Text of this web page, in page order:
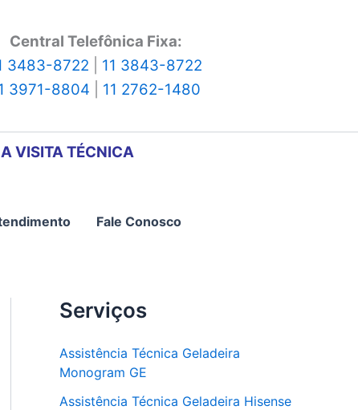
Central Telefônica Fixa:
3483-8722
11 3843-8722
3971-8804
11 2762-1480
VISITA TÉCNICA
Fale Conosco
Serviços
Assistência Técnica Geladeira
Monogram GE
Assistência Técnica Geladeira Hisense